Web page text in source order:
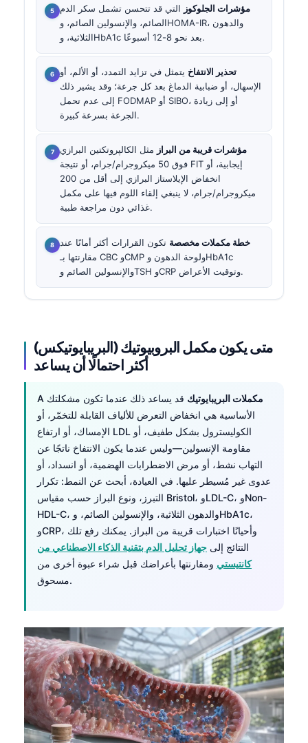
مؤشرات الجلوكوز التي قد تتحسن تشمل سكر الدم
الصائم، والإنسولين الصائم، وHOMA-IR، والدهون
الثلاثية، وHbA1c بعد نحو 8-12 أسبوعًا.
تحذير الانتفاخ يتمثل في تزايد التمدد، أو الألم، أو
الإسهال، أو ضبابية الدماغ بعد كل جرعة؛ وقد يشير ذلك
إلى عدم تحمل FODMAP أو SIBO، أو إلى زيادة
الجرعة بسرعة كبيرة.
مؤشرات قريبة من البراز مثل الكالپروتكتين البرازي
فوق 50 ميكروجرام/جرام، أو نتيجة FIT إيجابية، أو
انخفاض الإيلاستاز البرازي
إلى أقل من 200
ميكروجرام/جرام، لا ينبغي إلقاء اللوم فيها على مكمل
غذائي دون مراجعة طبية.
خطة مكملات مخصصة تكون القرارات أكثر أمانًا عند
مقارنتها بـ CBC وCMP ولوحة الدهون وHbA1c
والإنسولين الصائم وTSH وCRP وتوقيت الأعراض.
متى يكون مكمل البروبيوتيك (البريبايوتيكس)
أكثر احتمالًا أن يساعد
A مكملات البريبايوتيك قد يساعد ذلك عندما تكون مشكلتك
الأساسية هي انخفاض التعرض للألياف القابلة للتخمّر، أو
الإمساك، أو ارتفاع LDL الكوليسترول بشكل طفيف، أو
مقاومة الإنسولين—وليس عندما يكون الانتفاخ ناتجًا عن
التهاب نشط، أو مرض الاضطرابات الهضمية، أو انسداد، أو
عدوى غير مُسيطر عليها. في العيادة، أبحث عن النمط: تكرار
التبرز، ونوع البراز حسب مقياس Bristol، وLDL-C، وNon-
HDL-C، والدهون الثلاثية، والإنسولين الصائم، وHbA1c،
وCRP، وأحيانًا اختبارات قريبة من البراز. يمكنك رفع تلك
النتائج إلى جهاز تحليل الدم بتقنية الذكاء الاصطناعي من
كانتيستي ومقارنتها بأعراضك قبل شراء عبوة أخرى من
مسحوق.